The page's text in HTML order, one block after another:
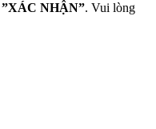
”XÁC NHẬN”. Vui lòng